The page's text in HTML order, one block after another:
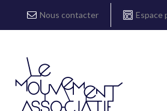
Nous contacter Espace